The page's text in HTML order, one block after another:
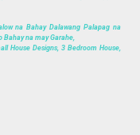
na Bahay Dalawang Palapag na
Bahay na may Garahe,
House Designs, 3 Bedroom House,